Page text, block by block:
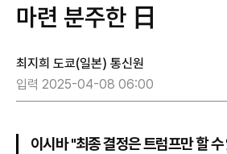
마련 분주한 日
최지희 도쿄(일본) 통신원
입력 2025-04-08 06:00
이시바 "최종 결정은 트럼프만 할